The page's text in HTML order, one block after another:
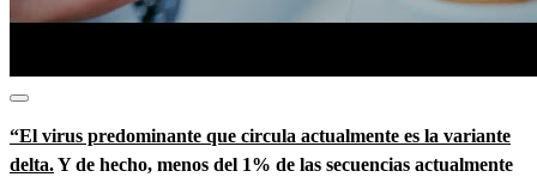
“El virus predominante que circula actualmente es la variante
delta.Y de hecho, menos del 1% de las secuencias actualmente